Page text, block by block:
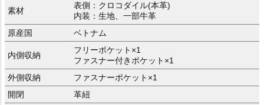
素材
表側：クロコダイル(本革)
内装：生地、一部牛革
原産国
ベトナム
内側収納
フリーポケット×1
ファスナー付きポケット×1
外側収納
ファスナーポケット×1
開閉
革紐